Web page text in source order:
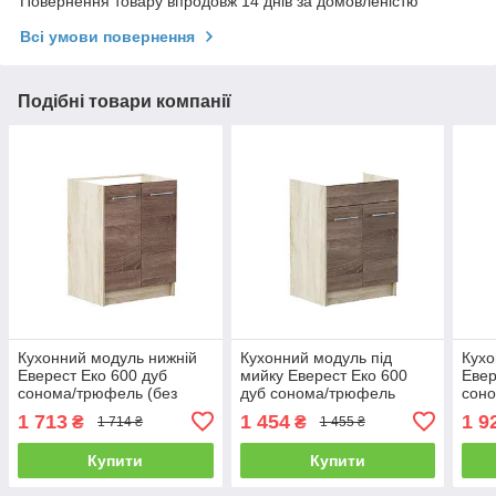
Всі умови повернення
Подібні товари компанії
Кухонний модуль нижній
Еверест Еко 600 дуб
сонома/трюфель (без
(DTM-2810)
1 713 ₴ 1 714 ₴
Купити
Кухонний модуль під
мийку Еверест Еко 600
дуб сонома/трюфель
60х46х82 см (DTM-2813)
1 454₴ 1 455 ₴
Купити
1